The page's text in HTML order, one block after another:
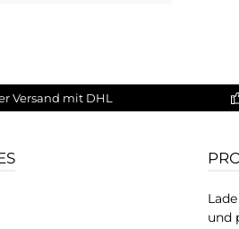
Versand mit DHL
und